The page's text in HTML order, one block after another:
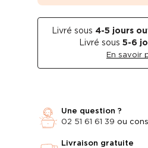
Livré sous 4-5 jours
Livré sous 5-6
En savoir
Une question ?
02 51 61 61 39 ou
Livraison gratuite